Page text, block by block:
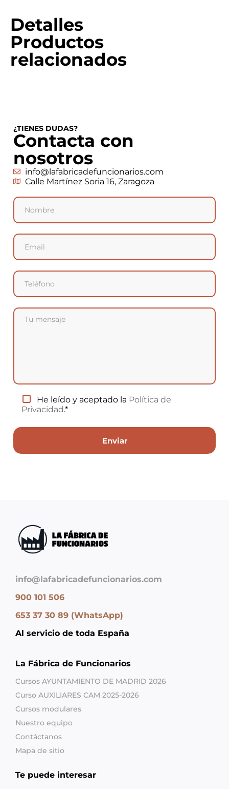
Detalles
Productos
relacionados
¿TIENES DUDAS?
Contacta con
nosotros
info@lafabricadefuncionarios.com
Calle Martínez Soria 16, Zaragoza
He leído y aceptado la Política de
Privacidad.*
info@lafabricadefuncionarios.com
900 101 506
653 37 30 89 (WhatsApp)
Al servicio de toda España
La Fábrica de Funcionarios
Cursos AYUNTAMIENTO DE MADRID 2026
Curso AUXILIARES CAM 2025-2026
Cursos modulares
Nuestro equipo
Contáctanos
Mapa de sitio
Te puede interesar